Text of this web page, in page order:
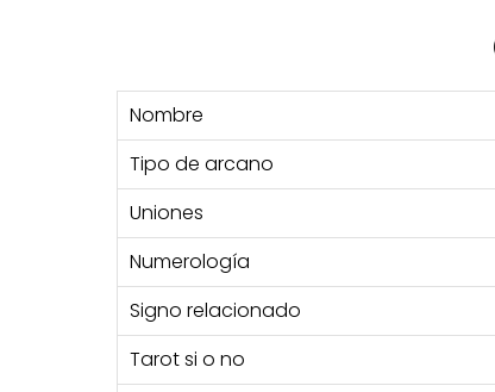
Nombre
Tipo de arcano
Uniones
Numerología
Signo relacionado
Tarot si o no